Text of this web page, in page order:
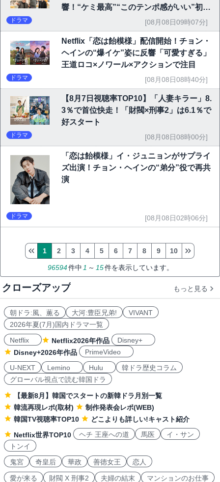
響！“ケミ最高”“このテンポ感がいい”初回
ドラマ [08月08日09時07分]
Netflix「恋は飴模様」配信開始！チョン・
ヘインの“爆イケ”姿に反響「可愛すぎる」
王道ロコ×ノワール×アクションで注目
ドラマ [08月08日08時40分]
【8月7日視聴率TOP10】「人妻キラー」8.
3％で首位快走！「財閥×刑事2」は6.1％で
好スタート
ドラマ [08月08日08時00分]
「恋は飴模様」イ・ジュニョンがサプライ
ズ出演！チョン・ヘインの“弟分”役で再共
演
ドラマ [08月08日02時06分]
96594件中 1 ～ 15件を表示しています。
1 2 3 4 5 6 7 8 9 10
クローズアップ もっと見る
朝ドラ:風、薫る 大河:豊臣兄弟!
VIVANT
2026年夏(7月)国内ドラマ一覧
Netflix
Netflix2026年作品
Disney+
Disney+2026年作品
PrimeVideo
U-NEXT
Lemino Hulu
韓ドラ歴史コラム
グローバル視点で読む韓国ドラ
【最新8月】韓国でスタートの新韓ドラ月別一覧
韓流再現レポ(取材)
制作発表会レポ(WEB)
韓国TV視聴率TOP10
どこよりも詳しい!キャスト紹介
Netflix世界TOP10
ヘチ 王座への道 馬医
イ・サン
トンイ
鬼宮
奇皇后 華政 善徳女王 恋人
愛が来る 財閥 X 刑事2 夫婦の結末 マンションのお仕事